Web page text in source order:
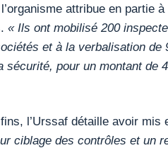
attribue en partie
« Ils ont mobilisé 200
et à la verbalisation de
sécurité, pour un montant de
l’Urssaf détaille avoir mis
ciblage des contrôles et un